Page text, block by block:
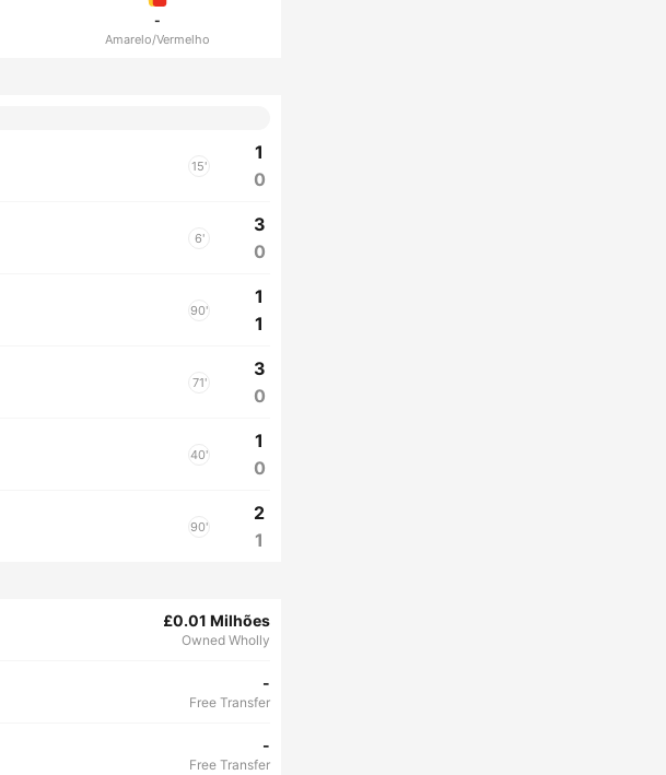
-
Amarelo/Vermelho
15'
1
0
6'
3
0
90'
1
1
71'
3
0
40'
1
0
90'
2
1
£0.01 Milhões
Owned Wholly
-
Free Transfer
-
Free Transfer